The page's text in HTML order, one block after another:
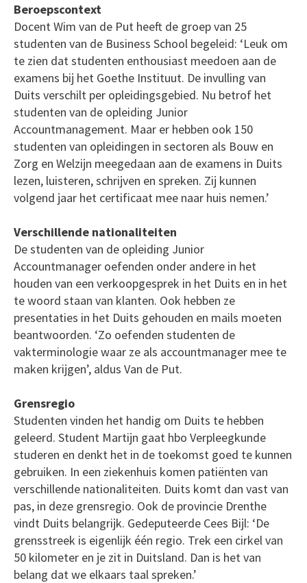
Beroepscontext
Docent Wim van de Put heeft de groep van 25
studenten van de Business School begeleid: ‘Leuk om
te zien dat studenten enthousiast meedoen aan de
examens bij het Goethe Instituut. De invulling van
Duits verschilt per opleidingsgebied. Nu betrof het
studenten van de opleiding Junior
Accountmanagement. Maar er hebben ook 150
studenten van opleidingen in sectoren als Bouw en
Zorg en Welzijn meegedaan aan de examens in Duits
lezen, luisteren, schrijven en spreken. Zij kunnen
volgend jaar het certificaat mee naar huis nemen.’
Verschillende nationaliteiten
De studenten van de opleiding Junior
Accountmanager oefenden onder andere in het
houden van een verkoopgesprek in het Duits en in het
te woord staan van klanten. Ook hebben ze
presentaties in het Duits gehouden en mails moeten
beantwoorden. ‘Zo oefenden studenten de
vakterminologie waar ze als accountmanager mee te
maken krijgen’, aldus Van de Put.
Grensregio
Studenten vinden het handig om Duits te hebben
geleerd. Student Martijn gaat hbo Verpleegkunde
studeren en denkt het in de toekomst goed te kunnen
gebruiken. In een ziekenhuis komen patiënten van
verschillende nationaliteiten. Duits komt dan vast van
pas, in deze grensregio. Ook de provincie Drenthe
vindt Duits belangrijk. Gedeputeerde Cees Bijl: ‘De
grensstreek is eigenlijk één regio. Trek een cirkel van
50 kilometer en je zit in Duitsland. Dan is het van
belang dat we elkaars taal spreken.’